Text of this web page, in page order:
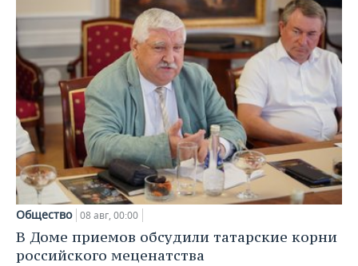
Общество 08 авг, 00:00
В Доме приемов обсудили татарские корни
российского меценатства